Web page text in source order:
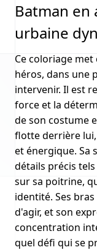
Batman en
urbaine
Ce coloriage
héros, dans une
intervenir. Il est
force et la
de son costume
flotte derrière
et énergique. Sa
détails précis
sur sa poitrine,
identité. Ses
d'agir, et son
concentration
quel défi qui se